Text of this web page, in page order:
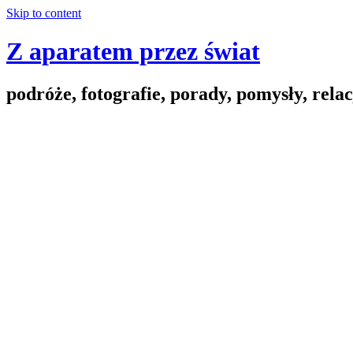
Skip to content
Z aparatem przez świat
podróże, fotografie, porady, pomysły,